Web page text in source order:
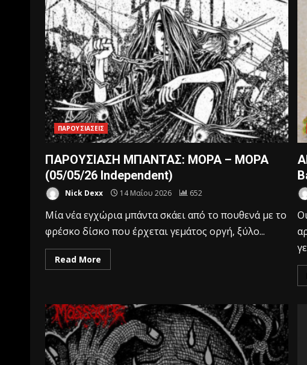
ΠΑΡΟΥΣΙΑΣΕΙΣ
ΠΑΡΟΥΣΙΑΣΗ ΜΠΑΝΤΑΣ: ΜΟΡΑ – ΜΟΡΑ
(05/05/26 Independent)
Nick Dexx 14 Μαΐου 2026 652
Μία νέα εγχώρια μπάντα σκάει από το πουθενά με το
φρέσκο δίσκο που έρχεται γεμάτος οργή, ξύλο...
Read More